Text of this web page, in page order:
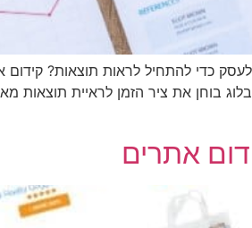
כדי להתחיל לראות תוצאות?
בוחן את ציר הזמן לראיית תוצאות
אתרים